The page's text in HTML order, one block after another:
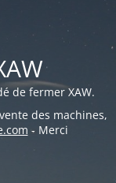
de fermer XAW.
des machines,
- Merci